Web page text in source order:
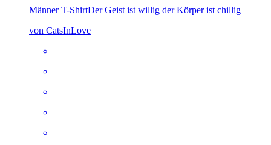
Männer T-ShirtDer Geist ist willig der Körper ist chillig
von CatsInLove